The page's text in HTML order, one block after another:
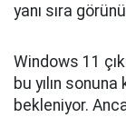
yanı sıra
Windows 11
bu yılın
bekleniyor.